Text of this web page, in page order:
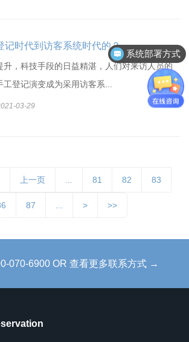
记时代到访客系统时代的？
升，科技手段的日益精湛，人们对来访人员的
登记演变成为采用访客系...
03-29
上一页 81 82 83
87 > >>
070-6900 OR 查看更多联系方式 →
系统部署方式